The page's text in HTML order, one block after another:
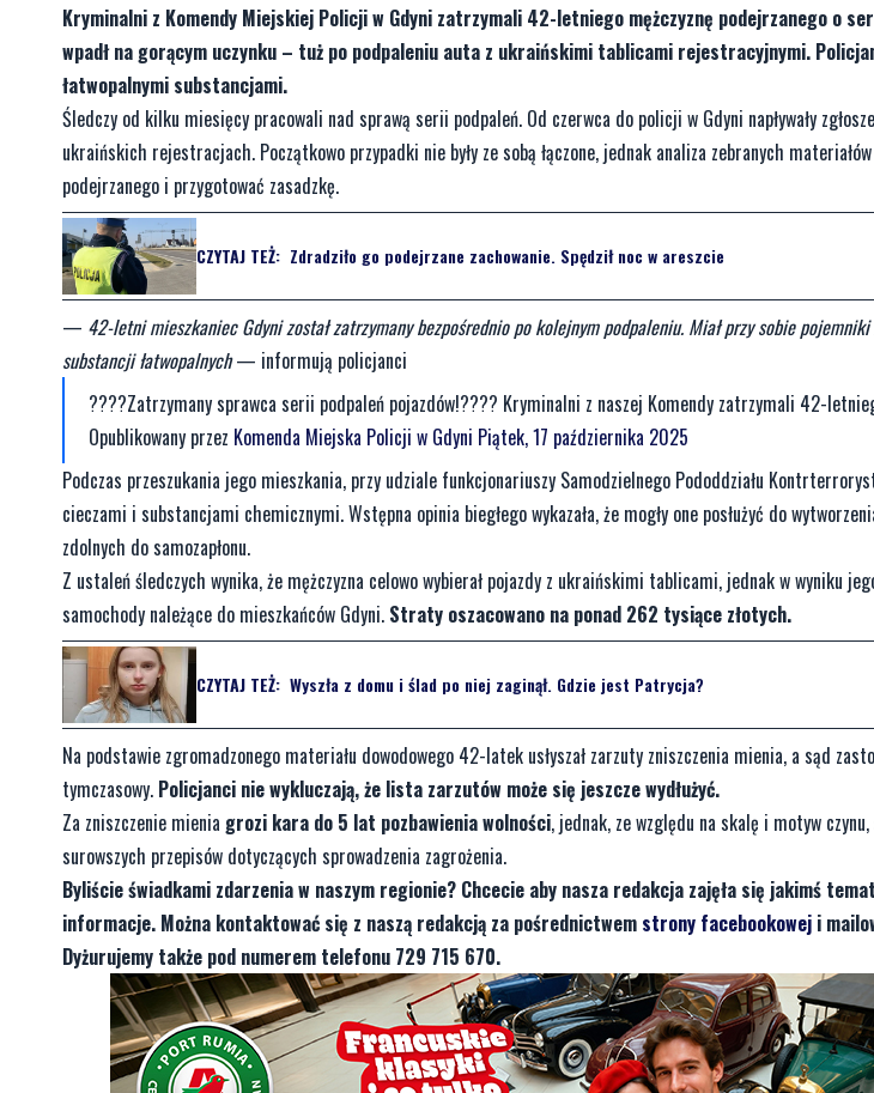
Kryminalni z Komendy Miejskiej Policji w Gdyni zatrzymali 42-letniego mężczyznę podejrzanego o
wpadł na gorącym uczynku – tuż po podpaleniu auta z ukraińskimi tablicami rejestracyjnymi.
łatwopalnymi substancjami.
Śledczy od kilku miesięcy pracowali nad sprawą serii podpaleń. Od czerwca do policji w Gdyni napływały
ukraińskich rejestracjach. Początkowo przypadki nie były ze sobą łączone, jednak analiza zebranych
podejrzanego i przygotować zasadzkę.
CZYTAJ TEŻ: Zdradziło go podejrzane zachowanie. Spędził noc w areszcie
— 42-letni mieszkaniec Gdyni został zatrzymany bezpośrednio po kolejnym podpaleniu. Miał przy sobie
substancji łatwopalnych— informują policjanci
????Zatrzymany sprawca serii podpaleń pojazdów!???? Kryminalni z naszej Komendy zatrzymali 42-
Opublikowany przez Komenda Miejska Policji w Gdyni Piątek, 17 października 2025
Podczas przeszukania jego mieszkania, przy udziale funkcjonariuszy Samodzielnego Pododdziału
cieczami i substancjami chemicznymi. Wstępna opinia biegłego wykazała, że mogły one posłużyć do
zdolnych do samozapłonu.
Z ustaleń śledczych wynika, że mężczyzna celowo wybierał pojazdy z ukraińskimi tablicami, jednak w wyniku
samochody należące do mieszkańców Gdyni. Straty oszacowano na ponad 262 tysiące złotych.
CZYTAJ TEŻ: Wyszła z domu i ślad po niej zaginął. Gdzie jest Patrycja?
Na podstawie zgromadzonego materiału dowodowego 42-latek usłyszał zarzuty zniszczenia mienia, a sąd
tymczasowy. Policjanci nie wykluczają, że lista zarzutów może się jeszcze wydłużyć.
Za zniszczenie mienia grozi kara do 5 lat pozbawienia wolności, jednak, ze względu na skalę i motyw
surowszych przepisów dotyczących sprowadzenia zagrożenia.
Byliście świadkami zdarzenia w naszym regionie? Chcecie aby nasza redakcja zajęła się jakimś
informacje. Można kontaktować się z naszą redakcją za pośrednictwem strony facebookowej i
Dyżurujemy także pod numerem telefonu 729 715 670.